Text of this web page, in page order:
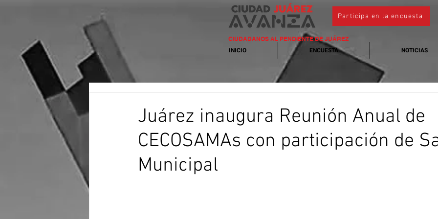
Participa en la encuesta
CIUDADANOS AL PENDIENTE DE JUÁREZ
INICIO ENCUESTA NOTICIAS
Juárez inaugura Reunión Anual de
CECOSAMAs con participación de
Municipal